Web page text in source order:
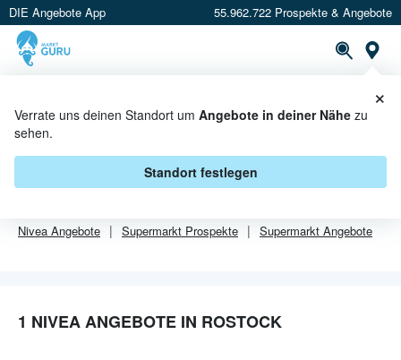
DIE Angebote App 55.962.722 Prospekte & Angebote
Verrate uns deinen Standort um Angebote in deiner Nähe zu
sehen.
Standort festlegen
×
NIVEA ANGEBOTE IN ROSTOCK
VonNiveagibt es aktuell1 Angebote in Rostock.
Nivea Angebote Supermarkt Prospekte Supermarkt Angebote
1 NIVEA ANGEBOTE IN ROSTOCK